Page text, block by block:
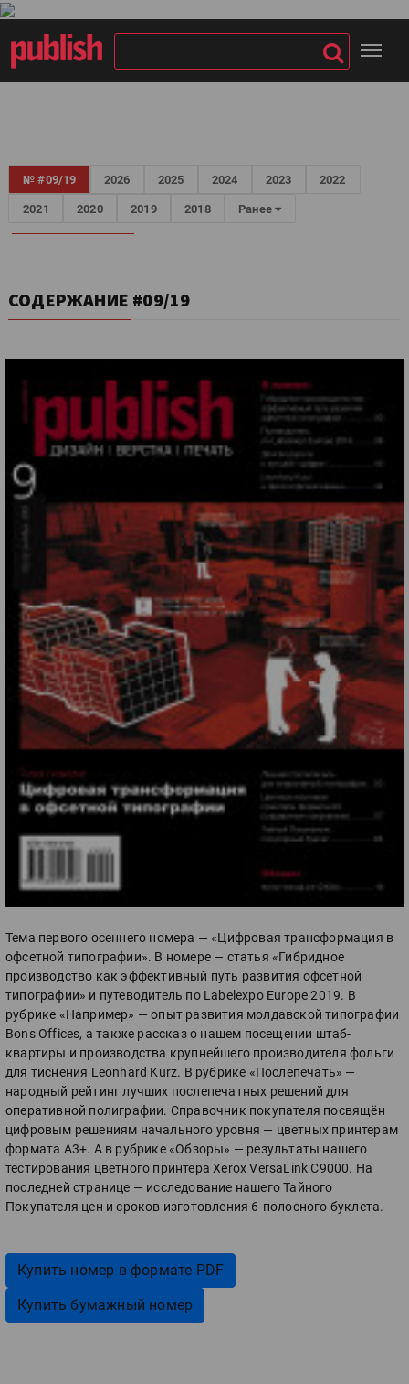
№ #09/19 2026 2025 2024 2023 2022
2021 2020 2019 2018 Ранее
СОДЕРЖАНИЕ #09/19
Тема первого осеннего номера — «Цифровая трансформация в
офсетной типографии». В номере — статья «Гибридное
производство как эффективный путь развития офсетной
типографии» и путеводитель по Labelexpo Europe 2019. В
рубрике «Например» — опыт развития молдавской типографии
Bons Offices, а также рассказ о нашем посещении штаб-
квартиры и производства крупнейшего производителя фольги
для тиснения Leonhard Kurz. В рубрике «Послепечать» —
народный рейтинг лучших послепечатных решений для
оперативной полиграфии. Справочник покупателя посвящён
цифровым решениям начального уровня — цветных принтерам
формата А3+. А в рубрике «Обзоры» — результаты нашего
тестирования цветного принтера Xerox VersaLink C9000. На
последней странице — исследование нашего Тайного
Покупателя цен и сроков изготовления 6-полосного буклета.
Купить номер в формате PDF
Купить бумажный номер